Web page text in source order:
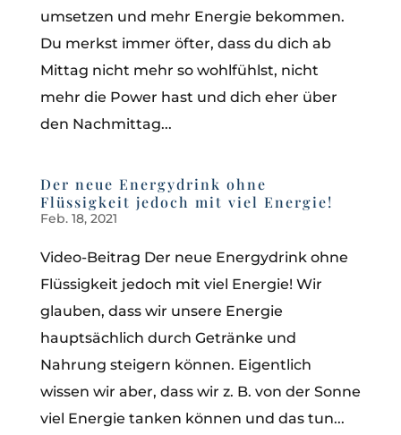
umsetzen und mehr Energie bekommen.
Du merkst immer öfter, dass du dich ab
Mittag nicht mehr so wohlfühlst, nicht
mehr die Power hast und dich eher über
den Nachmittag...
Der neue Energydrink ohne
Flüssigkeit jedoch mit viel Energie!
Feb. 18, 2021
Video-Beitrag Der neue Energydrink ohne
Flüssigkeit jedoch mit viel Energie! Wir
glauben, dass wir unsere Energie
hauptsächlich durch Getränke und
Nahrung steigern können. Eigentlich
wissen wir aber, dass wir z. B. von der Sonne
viel Energie tanken können und das tun...